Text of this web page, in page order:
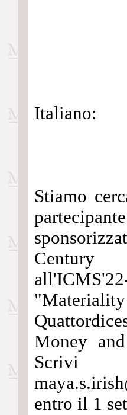
Italiano:
Stiamo
Money
entro il 1